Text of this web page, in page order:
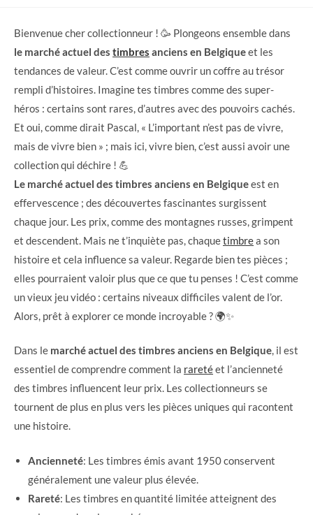
Bienvenue cher collectionneur ! 🥳 Plongeons ensemble dans
le marché actuel des timbres anciens en Belgiqueet les
tendances de valeur. C’est comme ouvrir un coffre au trésor
rempli d’histoires. Imagine tes timbres comme des super-
héros : certains sont rares, d’autres avec des pouvoirs cachés.
Et oui, comme dirait Pascal, « L’important n’est pas de vivre,
mais de vivre bien » ; mais ici, vivre bien, c’est aussi avoir une
collection qui déchire ! 💪
Le marché actuel des timbres anciens en Belgiqueest en
effervescence ; des découvertes fascinantes surgissent
chaque jour. Les prix, comme des montagnes russes, grimpent
et descendent. Mais ne t’inquiète pas, chaquetimbrea son
histoire et cela influence sa valeur. Regarde bien tes pièces ;
elles pourraient valoir plus que ce que tu penses ! C’est comme
un vieux jeu vidéo : certains niveaux difficiles valent de l’or.
Alors, prêt à explorer ce monde incroyable ? 🌍✨
Dans le marché actuel des timbres anciens en Belgique, il est
essentiel de comprendre comment la raretéet l’ancienneté
des timbres influencent leur prix. Les collectionneurs se
tournent de plus en plus vers les pièces uniques qui racontent
une histoire.
Ancienneté: Les timbres émis avant 1950 conservent
généralement une valeur plus élevée.
Rareté: Les timbres en quantité limitée atteignent des